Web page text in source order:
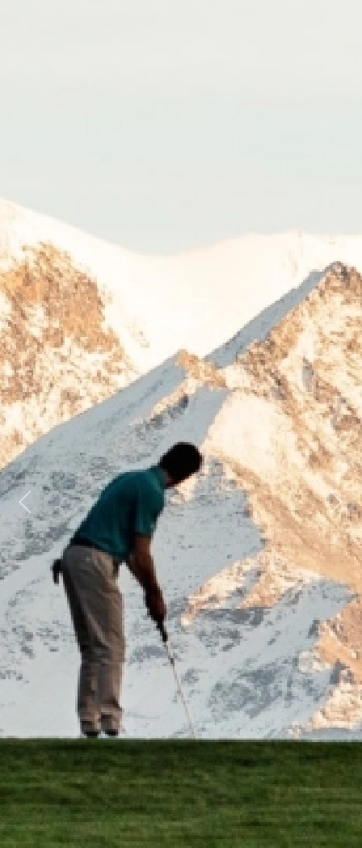
Previous Next